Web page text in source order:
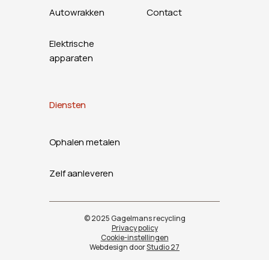
Autowrakken
Elektrische
apparaten
Contact
Diensten
Ophalen metalen
Zelf aanleveren
© 2025 Gagelmans recycling
Privacy policy
Cookie-instellingen
Webdesign doorStudio 27